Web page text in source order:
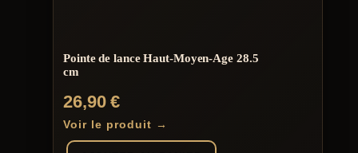
Pointe de lance Haut-Moyen-Age 28.5
cm
26,90€
Voir le produit →